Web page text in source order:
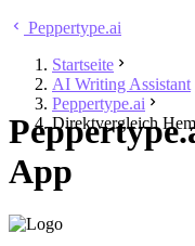
Peppertype.ai
Startseite
AI Writing Assistant
Peppertype.ai
Direktvergleich
App